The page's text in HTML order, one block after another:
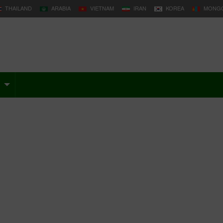
THAILAND ARABIA VIETNAM IRAN KOREA